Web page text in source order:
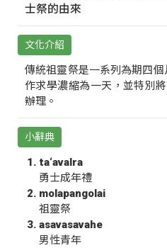
士祭的由來
文化介紹
傳統祖靈祭是一系列為期四
作求學濃縮為一天，並特別
辦理。
小辭典
ta‘avalra
勇士成年禮
molapangolai
祖靈祭
asavasavahe
男性青年